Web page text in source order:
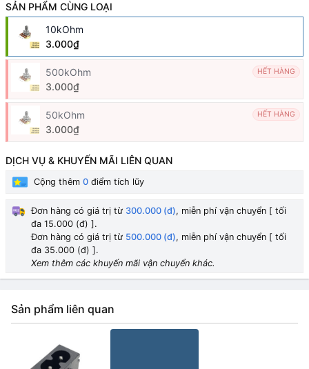
SẢN PHẨM CÙNG LOẠI
10kOhm
3.000₫
500kOhm HẾT HÀNG
3.000₫
50kOhm HẾT HÀNG
3.000₫
DỊCH VỤ & KHUYẾN MÃI LIÊN QUAN
Cộng thêm 0 điểm tích lũy
Đơn hàng có giá trị từ 300.000 (đ), miễn phí vận chuyển [ tối
đa 15.000 (đ) ].
Đơn hàng có giá trị từ 500.000 (đ), miễn phí vận chuyển [ tối
đa 35.000 (đ) ].
Xem thêm các khuyến mãi vận chuyển khác.
Sản phẩm liên quan